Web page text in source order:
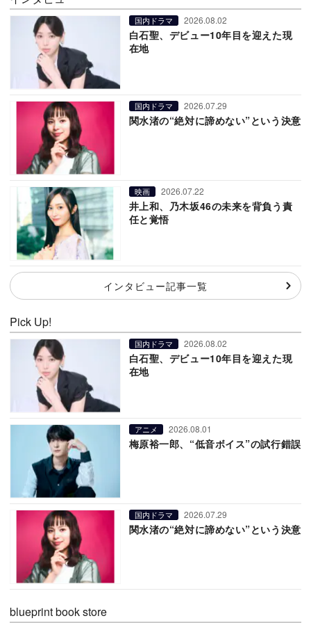
国内ドラマ 2026.08.02
白石聖、デビュー10年目を迎えた現
在地
国内ドラマ 2026.07.29
関水渚の“絶対に諦めない”という決意
映画 2026.07.22
井上和、乃木坂46の未来を背負う責
任と覚悟
インタビュー記事一覧
Pick Up!
国内ドラマ 2026.08.02
白石聖、デビュー10年目を迎えた現
在地
アニメ 2026.08.01
梅原裕一郎、“低音ボイス”の試行錯誤
国内ドラマ 2026.07.29
関水渚の“絶対に諦めない”という決意
blueprint book store